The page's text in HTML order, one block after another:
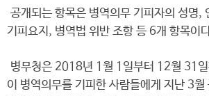
공개되는 항목은 병역의무 기피자의 성명,
기피요지, 병역법 위반 조항 등 6개 항목이
병무청은 2018년 1월 1일부터 12월 31일
이 병역의무를 기피한 사람들에게 지난 3월